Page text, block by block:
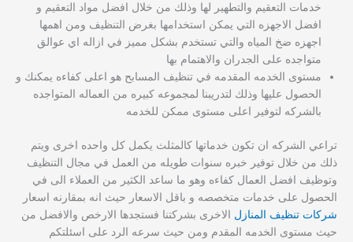
خدمات التعقيم والتطهير لها وذلك من خلال افضل مواد التعقيم و
افضل الاجهزه التي يمكن استخدامها بغرض التنظيف ومن اهمها
اجهزه ضخ المياه والتي تستخدم بشكل مميز في ازاله اي عوالق
متواجده على الجدران والاهتمام بها
مستوى الخدمه المقدمه في تنظيف المسابح هو اعلى كفاءه يمكنك و
الحصول عليها وذلك لتدريبنا لمجموعه كبيره من العماله المتواجده
بالشركه لتوفير اعلى مستوى ممكن للخدمه
تراعي الشركه ان تكون خدماتها كالمثلث يكمل كل واحده اخرى ويتم
ذلك من خلال توفير خبره سنوات طويله من العمل في مجال التنظيف
وتوظيف افضل العمال كفاءه وهو ما ساعد الكثير من العملاء الى في
الحصول على خدمات متخصصه و باقل الاسعار حيث انه بمقارنه اسعار
شركات تنظيف المنازل الاخرى بشركتنا فستجدها الارخص والافضل من
حيث مستوى الخدمه المقدم ومن حيث سرعه الرد على اسئلتكم